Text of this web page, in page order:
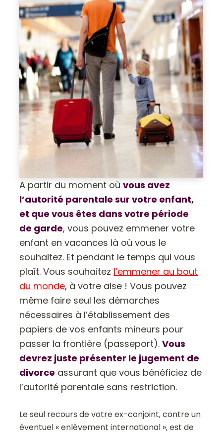
A partir du moment oùvous avez
l’autorité parentale sur votre enfant,
et que vous êtes dans votre période
de garde, vous pouvez emmener votre
enfant en vacances là où vous le
souhaitez. Et pendant le temps qui vous
plaît. Vous souhaitez l’emmener au bout
du monde, à votre aise ! Vous pouvez
même faire seul les démarches
nécessaires à l’établissement des
papiers de vos enfants mineurs pour
passer la frontière (passeport).Vous
devrez juste présenter le jugement de
divorce assurant que vous bénéficiez de
l’autorité parentale sans restriction.
Le seul recours de votre ex-conjoint, contre un
éventuel « enlèvement international », est de